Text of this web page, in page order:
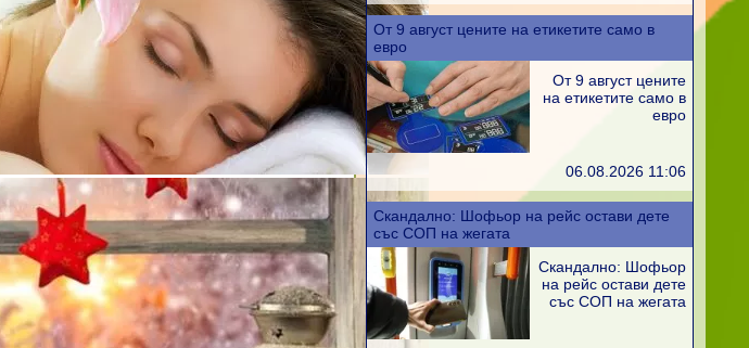
От 9 август цените на етикетите само в
евро
От 9 август цените
на етикетите само в
евро
06.08.2026 11:06
Скандално: Шофьор на рейс остави дете
със СОП на жегата
Скандално: Шофьор
на рейс остави дете
със СОП на жегата